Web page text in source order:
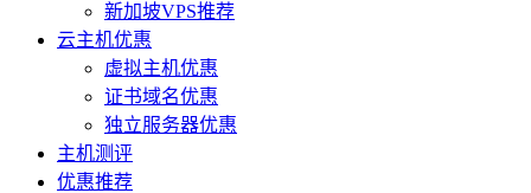
新加坡VPS推荐
云主机优惠
虚拟主机优惠
证书域名优惠
独立服务器优惠
主机测评
优惠推荐